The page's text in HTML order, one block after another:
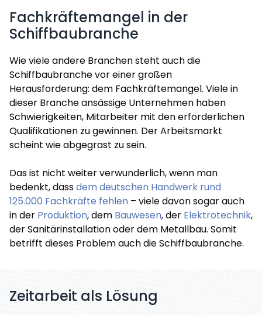
Fachkräftemangel in der
Schiffbaubranche
Wie viele andere Branchen steht auch die
Schiffbaubranche vor einer großen
Herausforderung: dem Fachkräftemangel. Viele in
dieser Branche ansässige Unternehmen haben
Schwierigkeiten, Mitarbeiter mit den erforderlichen
Qualifikationen zu gewinnen. Der Arbeitsmarkt
scheint wie abgegrast zu sein.
Das ist nicht weiter verwunderlich, wenn man
bedenkt, dassdem deutschen Handwerk rund
125.000 Fachkräfte fehlen – viele davon sogar auch
in der Produktion, dem Bauwesen, der Elektrotechnik,
der Sanitärinstallation oder dem Metallbau. Somit
betrifft dieses Problem auch die Schiffbaubranche.
Zeitarbeit als Lösung